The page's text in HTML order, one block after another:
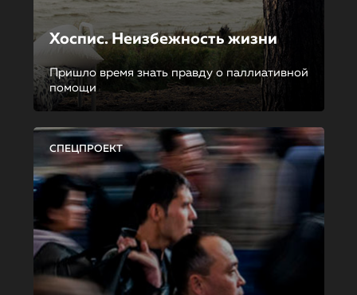
Хоспис. Неизбежность жизни
Пришло время знать правду о паллиативной
помощи
СПЕЦПРОЕКТ